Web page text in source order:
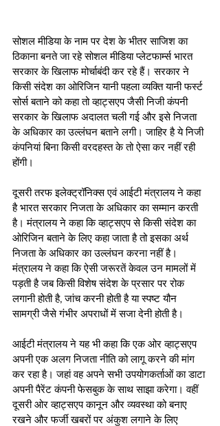
सोशल मीडिया के नाम पर देश के भीतर साजिश का
ठिकाना बनते जा रहे सोशल मीडिया प्लेटफार्म्स भारत
सरकार के खिलाफ मोर्चाबंदी कर रहे हैं। सरकार ने
किसी संदेश का ओरिजिन यानी पहला व्यक्ति यानी फर्स्ट
सोर्स बताने को कहा तो व्हाट्सएप जैसी निजी कंपनी
सरकार के खिलाफ अदालत चली गई और इसे निजता
के अधिकार का उल्लंघन बताने लगी। जाहिर है ये निजी
कंपनियां बिना किसी वरदहस्त के तो ऐसा कर नहीं रही
होंगी।
दूसरी तरफ इलेक्ट्रॉनिक्स एवं आईटी मंत्रालय ने कहा
है भारत सरकार निजता के अधिकार का सम्मान करती
है। मंत्रालय ने कहा कि व्हाट्सएप से किसी संदेश का
ओरिजिन बताने के लिए कहा जाता है तो इसका अर्थ
निजता के अधिकार का उल्लंघन करना नहीं है।
मंत्रालय ने कहा कि ऐसी जरूरतें केवल उन मामलों में
पड़ती है जब किसी विशेष संदेश के प्रसार पर रोक
लगानी होती है, जांच करनी होती है या स्पष्ट यौन
सामग्री जैसे गंभीर अपराधों में सजा देनी होती है।
आईटी मंत्रालय ने यह भी कहा कि एक ओर व्हाट्सएप
अपनी एक अलग निजता नीति को लागू करने की मांग
कर रहा है। जहां वह अपने सभी उपयोगकर्ताओं का डाटा
अपनी पैरेंट कंपनी फेसबुक के साथ साझा करेगा। वहीं
दूसरी ओर व्हाट्सएप कानून और व्यवस्था को बनाए
रखने और फर्जी खबरों पर अंकुश लगाने के लिए